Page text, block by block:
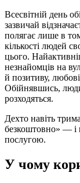
Всесвітній день
зазвичай
полягає лише в
кількості людей
цього.
незнайомців на
й позитиву,
Обійнявшись,
розходяться.
Дехто навіть
безкоштовно» — і
послугою.
У чому